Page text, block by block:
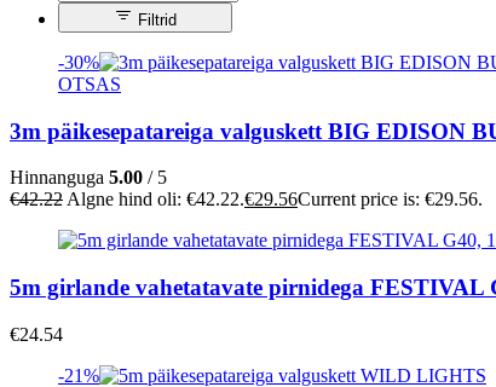
Filtrid
-30%
OTSAS
3m päikesepatareiga valguskett BIG EDISON
Hinnanguga 5.00 / 5
€42.22 Algne hind oli: €42.22.€29.56Current price is: €29.56.
5m girlande vahetatavate pirnidega FESTIVAL
€24.54
-21%